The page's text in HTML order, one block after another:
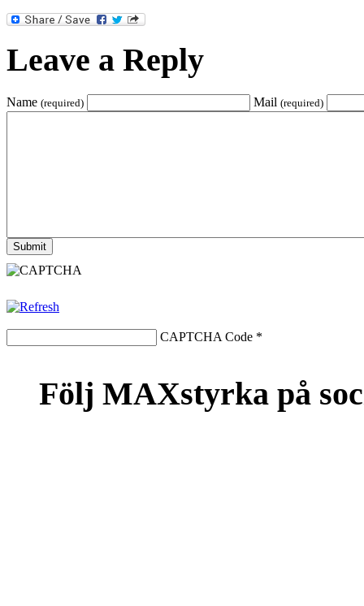
Leave a Reply
Name (required) Mail (required)
CAPTCHA Code *
Följ MAXstyrka på